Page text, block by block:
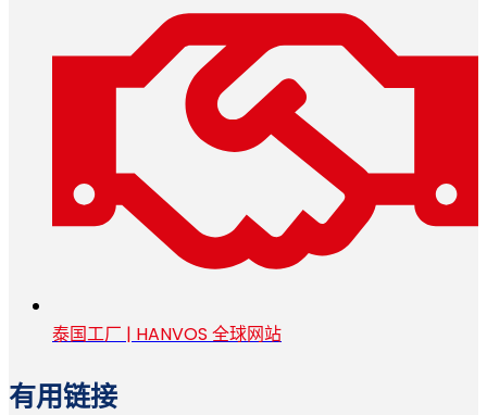
泰国工厂 | HANVOS 全球网站
有用链接